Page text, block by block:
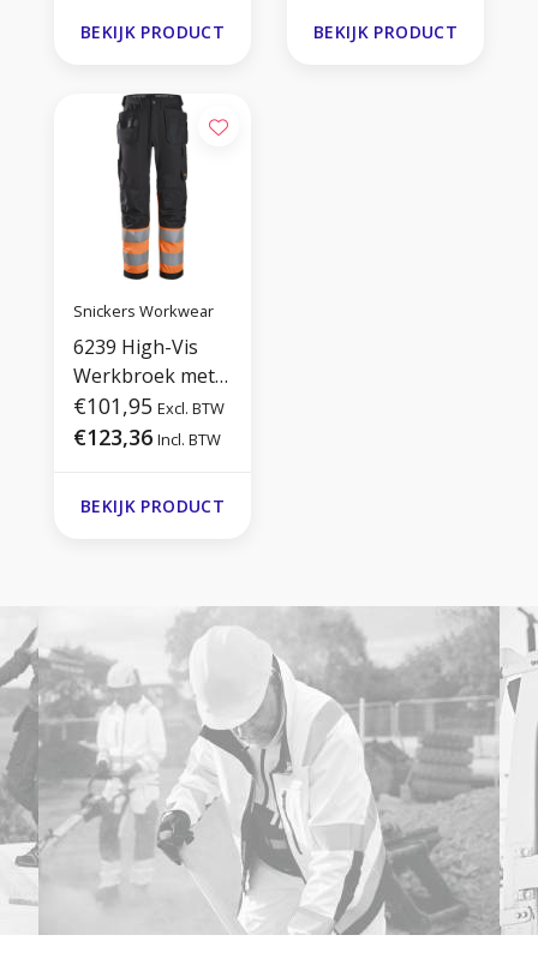
BEKIJK PRODUCT BEKIJK PRODUCT
Snickers Workwear
6239 High-Vis
Werkbroek met
Holsterzakken
€101,95 Excl. BTW
€123,36 Incl. BTW
BEKIJK PRODUCT